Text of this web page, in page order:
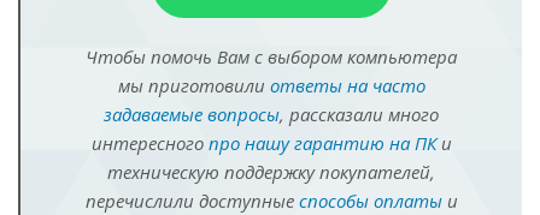
Чтобы помочь Вам с выбором компьютера
мы приготовили ответы на часто
задаваемые вопросы, рассказали много
интересного про нашу гарантию на ПКи
техническую поддержку покупателей,
перечислили доступные способы оплатыи